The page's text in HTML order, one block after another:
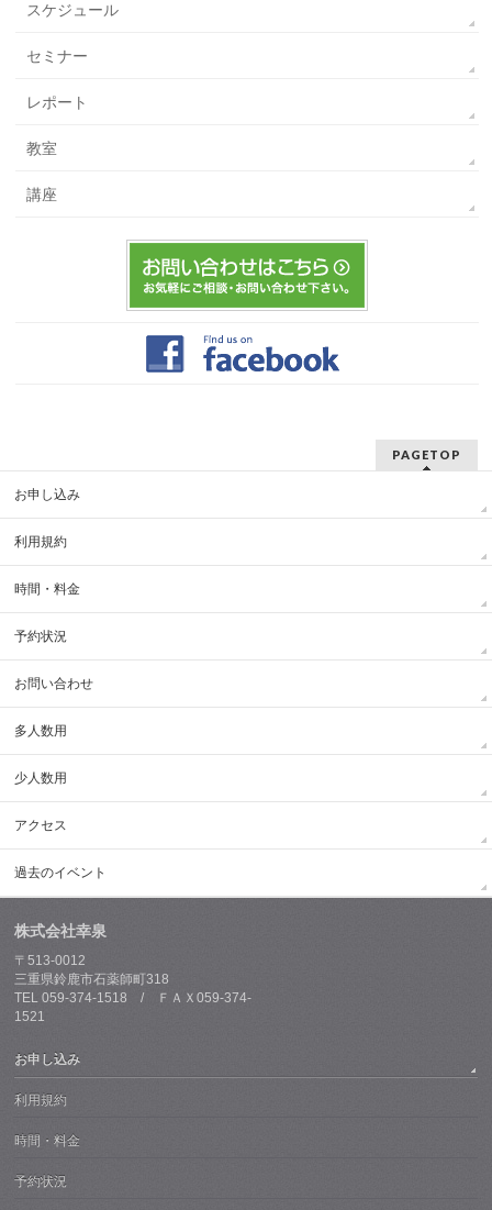
スケジュール
セミナー
レポート
教室
講座
PAGETOP
お申し込み
利用規約
時間・料金
予約状況
お問い合わせ
多人数用
少人数用
アクセス
過去のイベント
株式会社幸泉
〒513-0012
三重県鈴鹿市石薬師町318
TEL 059-374-1518 / ＦＡＸ059-374-
1521
お申し込み
利用規約
時間・料金
予約状況